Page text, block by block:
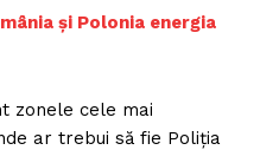
și Polonia energia
zonele cele mai
ar trebui să fie Poliţia